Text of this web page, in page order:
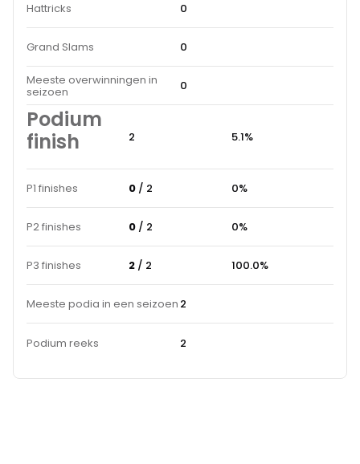
Hattricks 0
Grand Slams 0
Meeste overwinningen in
seizoen 0
Podium
finish
2 5.1%
P1 finishes 0 / 2 0%
P2 finishes 0 / 2 0%
P3 finishes 2 / 2 100.0%
Meeste podia in een seizoen 2
Podium reeks 2